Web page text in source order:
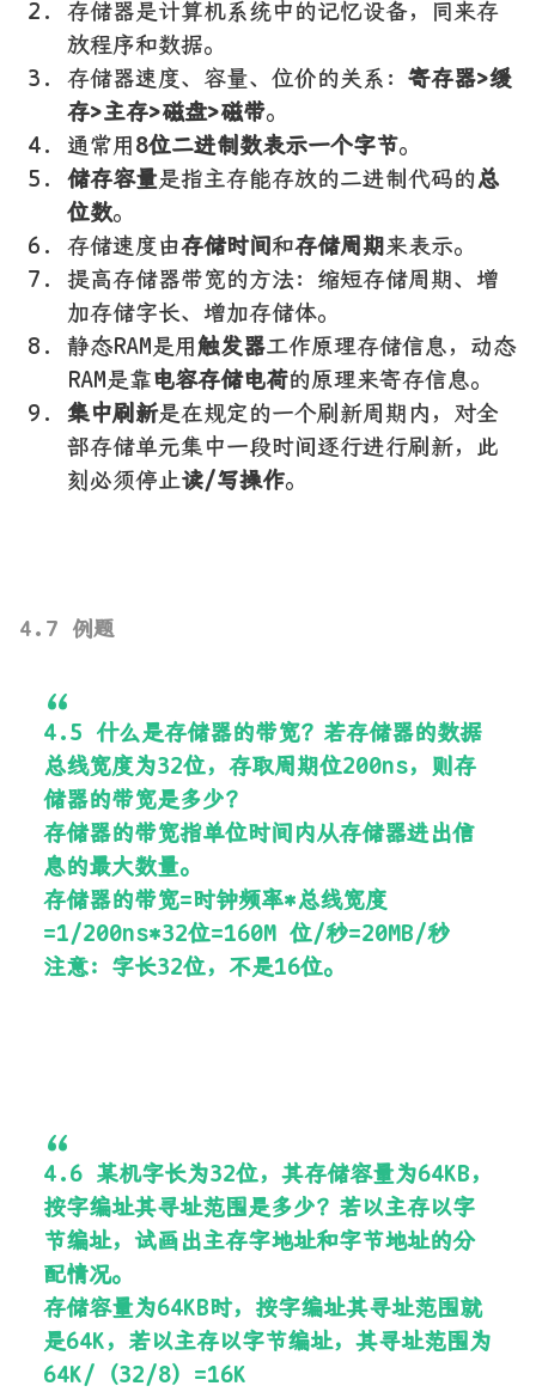
存储器是计算机系统中的记忆设备，同来存
放程序和数据。
存储器速度、容量、位价的关系： 寄存器>缓
存>主存>磁盘>磁带。
通常用8位二进制数表示一个字节。
储存容量是指主存能存放的二进制代码的总
位数。
存储速度由存储时间和存储周期来表示。
提高存储器带宽的方法：缩短存储周期、增
加存储字长、增加存储体。
静态RAM是用触发器工作原理存储信息，动态
RAM是靠电容存储电荷的原理来寄存信息。
集中刷新是在规定的一个刷新周期内，对全
部存储单元集中一段时间逐行进行刷新，此
刻必须停止读/写操作。
4.7 例题
4.5 什么是存储器的带宽？若存储器的数据
总线宽度为32位，存取周期位200ns，则存
储器的带宽是多少？
存储器的带宽指单位时间内从存储器进出信
息的最大数量。
存储器的带宽=时钟频率*总线宽度
=1/200ns*32位=160M 位/秒=20MB/秒
注意：字长32位，不是16位。
4.6 某机字长为32位，其存储容量为64KB，
按字编址其寻址范围是多少？若以主存以字
节编址，试画出主存字地址和字节地址的分
配情况。
存储容量为64KB时，按字编址其寻址范围就
是64K，若以主存以字节编址，其寻址范围为
64K/（32/8）=16K